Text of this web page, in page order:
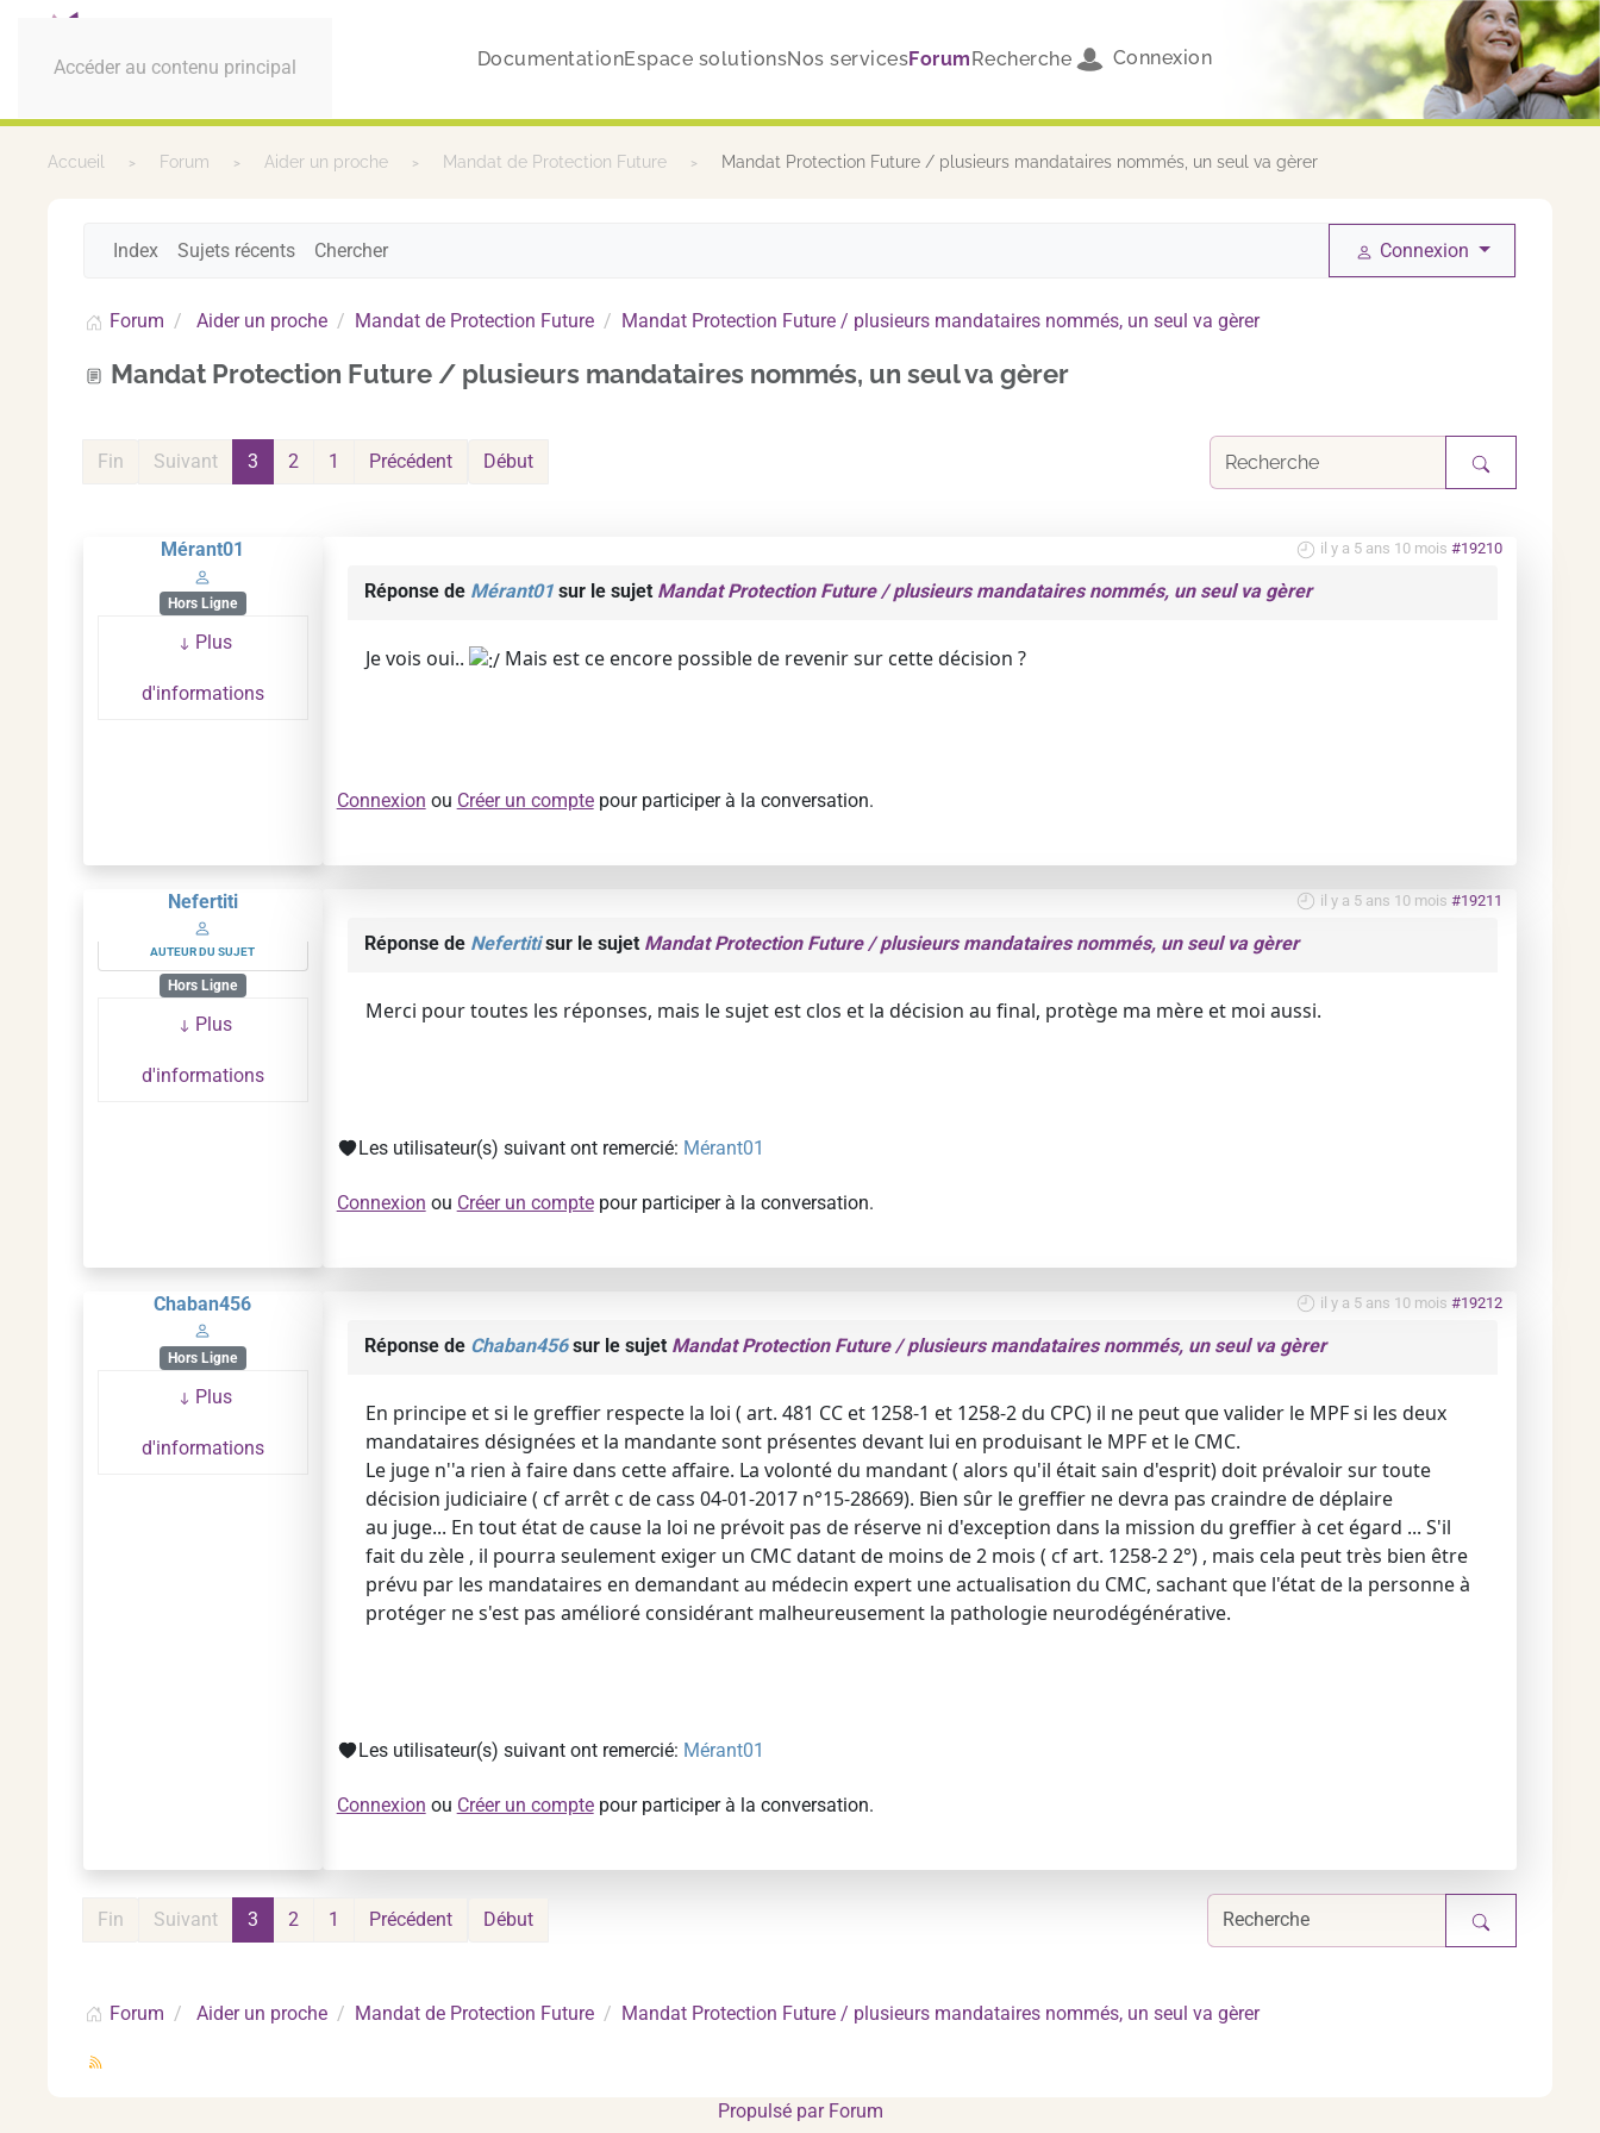
Accéder au contenu principal DocumentationEspace solutionsNos servicesForumRecherche Connexion
Accueil Forum Aider un proche Mandat de Protection Future Mandat Protection Future / plusieurs mandataires nommés, un seul va gèrer
Index Sujets récents Chercher Connexion
Forum Aider un proche Mandat de Protection Future Mandat Protection Future / plusieurs mandataires nommés, un seul va gèrer
Mandat Protection Future / plusieurs mandataires nommés, un seul va gèrer
Début
Précédent
1
2
3
Suivant
Fin
Mérant01
Hors Ligne
Plus
d'informations
il y a 5 ans 10 mois #19210
Réponse de Mérant01sur le sujet Mandat Protection Future / plusieurs mandataires nommés, un seul va gèrer
Je vois oui.. Mais est ce encore possible de revenir sur cette décision ?
Connexion ou Créer un comptepour participer à la conversation.
Nefertiti
AUTEUR DU SUJET
Hors Ligne
Plus
d'informations
il y a 5 ans 10 mois #19211
Réponse de Nefertitisur le sujet Mandat Protection Future / plusieurs mandataires nommés, un seul va gèrer
Merci pour toutes les réponses, mais le sujet est clos et la décision au final, protège ma mère et moi aussi.
Les utilisateur(s) suivant ont remercié: Mérant01
Connexion ou Créer un comptepour participer à la conversation.
Chaban456
Hors Ligne
Plus
d'informations
il y a 5 ans 10 mois #19212
Réponse de Chaban456sur le sujet Mandat Protection Future / plusieurs mandataires nommés, un seul va gèrer
En principe et si le greffier respecte la loi ( art. 481 CC et 1258-1 et 1258-2 du CPC) il ne peut que valider le MPF si les deux
mandataires désignées et la mandante sont présentes devant lui en produisant le MPF et le CMC.
Le juge n''a rien à faire dans cette affaire. La volonté du mandant ( alors qu'il était sain d'esprit) doit prévaloir sur toute
décision judiciaire ( cf arrêt c de cass 04-01-2017 n°15-28669). Bien sûr le greffier ne devra pas craindre de déplaire
au juge... En tout état de cause la loi ne prévoit pas de réserve ni d'exception dans la mission du greffier à cet égard ... S'il
fait du zèle , il pourra seulement exiger un CMC datant de moins de 2 mois ( cf art. 1258-2 2°) , mais cela peut très bien être
prévu par les mandataires en demandant au médecin expert une actualisation du CMC, sachant que l'état de la personne à
protéger ne s'est pas amélioré considérant malheureusement la pathologie neurodégénérative.
Les utilisateur(s) suivant ont remercié: Mérant01
Connexion ou Créer un comptepour participer à la conversation.
Début
Précédent
1
2
3
Suivant
Fin
Forum Aider un proche Mandat de Protection Future Mandat Protection Future / plusieurs mandataires nommés, un seul va gèrer
Propulsé par Forum